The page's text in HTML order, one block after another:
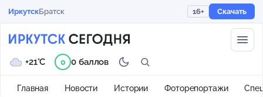
ИркутскБратск 16+ Скачать
Главная Новости Истории Фоторепортажи
+21°C 0 0 баллов